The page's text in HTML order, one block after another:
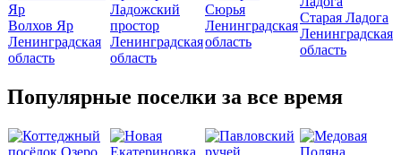
Волхов Яр
Ленинградская
область
Ладожский
простор
Ленинградская
область
Сюрья
Ленинградская
область
Старая Ладога
Ленинградская
область
Популярные поселки за все время